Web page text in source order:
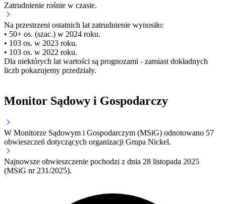
Zatrudnienie rośnie w czasie.
Na przestrzeni ostatnich lat zatrudnienie wynosiło:
• 50+ os. (szac.) w 2024 roku.
• 103 os. w 2023 roku.
• 103 os. w 2022 roku.
Dla niektórych lat wartości są prognozami - zamiast dokładnych
liczb pokazujemy przedziały.
Monitor Sądowy i Gospodarczy
W Monitorze Sądowym i Gospodarczym (MSiG) odnotowano 57
obwieszczeń dotyczących organizacji Grupa Nickel.
Najnowsze obwieszczenie pochodzi z dnia 28 listopada 2025
(MSiG nr 231/2025).